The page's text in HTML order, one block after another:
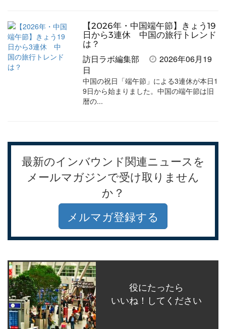
【2026年・中国端午節】きょう19
日から3連休 中国の旅行トレンド
は？
訪日ラボ編集部
2026年06月19
日
中国の祝日「端午節」による3連休が本日1
9日から始まりました。中国の端午節は旧
暦の...
最新のインバウンド関連ニュースを
メールマガジンで受け取りません
か？
メルマガ登録する
役にたったら
いいね！してください